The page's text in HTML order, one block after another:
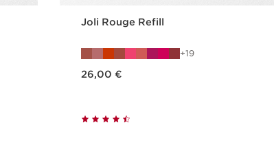
Joli Rouge Refill
19
26,00 €